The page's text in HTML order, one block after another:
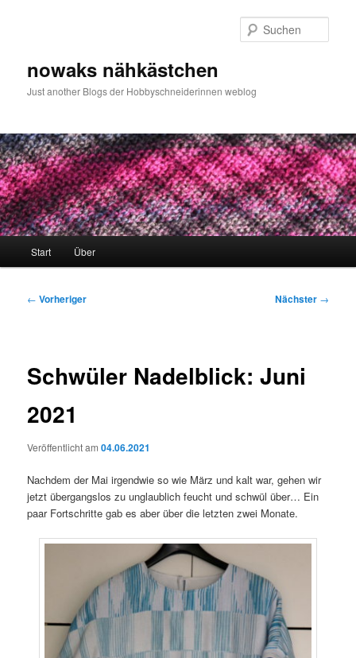
nowaks nähkästchen
Just another Blogs der Hobbyschneiderinnen weblog
Start Über
Beitragsnavigation
← Vorheriger Nächster →
Schwüler Nadelblick: Juni
2021
Veröffentlicht am04.06.2021
Nachdem der Mai irgendwie so wie März und kalt war, gehen wir
jetzt übergangslos zu unglaublich feucht und schwül über… Ein
paar Fortschritte gab es aber über die letzten zwei Monate.